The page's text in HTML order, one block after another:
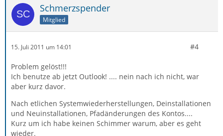
Schmerzspender
Mitglied
15. Juli 2011 um 14:01 #4
Problem gelöst!!!
Ich benutze ab jetzt Outlook! .... nein nach ich nicht, war
aber kurz davor.
Nach etlichen Systemwiederherstellungen, Deinstallationen
und Neuinstallationen, Pfadänderungen des Kontos....
Kurz um ich habe keinen Schimmer warum, aber es geht
wieder.